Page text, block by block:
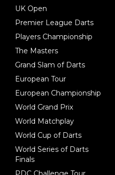
UK Open
Premier League Darts
Players Championship
The Masters
Grand Slam of Darts
European Tour
European Championship
World Grand Prix
World Matchplay
World Cup of Darts
World Series of Darts
Finals